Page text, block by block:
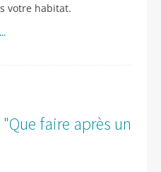
votre habitat.
faire après un